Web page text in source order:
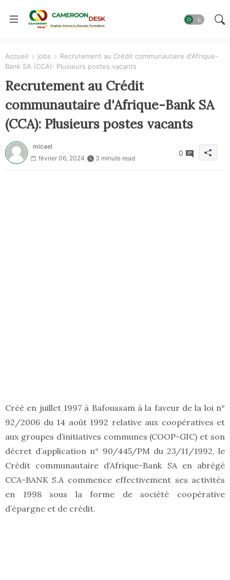
Accueil jobs
Recrutement au Crédit communautaire d'Afrique-
Bank SA (CCA): Plusieurs postes vacants
Recrutement au Crédit
communautaire d'Afrique-Bank SA
(CCA): Plusieurs postes vacants
micael
février 06, 2024
3 minute read
0
Créé en juillet 1997 à Bafoussam à la faveur de la loi n°
92/2006 du 14 août 1992 relative aux coopératives et
aux groupes d’initiatives communes (COOP-GIC) et son
décret d’application n° 90/445/PM du 23/11/1992, le
Crédit communautaire d’Afrique-Bank SA en abrégé
CCA-BANK S.A commence effectivement ses activités
en 1998 sous la forme de société coopérative
d’épargne et de crédit.